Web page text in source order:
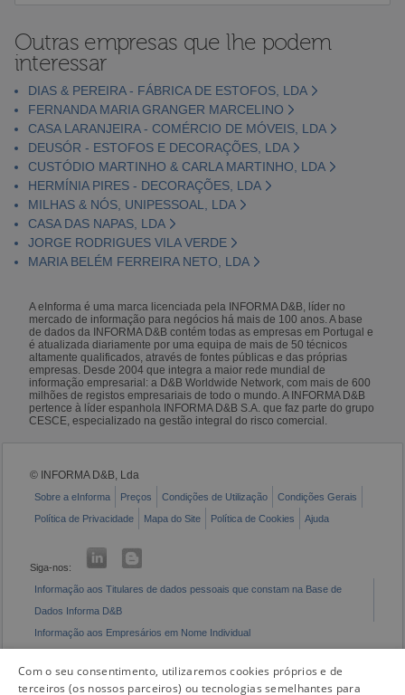
Outras empresas que lhe podem
interessar
DIAS & PEREIRA - FÁBRICA DE ESTOFOS, LDA
FERNANDA MARIA GRANGER MARCELINO
CASA LARANJEIRA - COMÉRCIO DE MÓVEIS, LDA
DEUSÓR - ESTOFOS E DECORAÇÕES, LDA
CUSTÓDIO MARTINHO & CARLA MARTINHO, LDA
HERMÍNIA PIRES - DECORAÇÕES, LDA
MILHAS & NÓS, UNIPESSOAL, LDA
CASA DAS NAPAS, LDA
JORGE RODRIGUES VILA VERDE
MARIA BELÉM FERREIRA NETO, LDA
A eInforma é uma marca licenciada pela INFORMA D&B, líder no
mercado de informação para negócios há mais de 100 anos. A base
de dados da INFORMA D&B contém todas as empresas em Portugal e
é atualizada diariamente por uma equipa de mais de 50 técnicos
altamente qualificados, através de fontes públicas e das próprias
empresas. Desde 2004 que integra a maior rede mundial de
informação empresarial: a D&B Worldwide Network, com mais de 600
milhões de registos empresariais de todo o mundo. A INFORMA D&B
pertence à líder espanhola INFORMA D&B S.A. que faz parte do grupo
CESCE, especializado na gestão integral do risco comercial.
© INFORMA D&B, Lda
Sobre a eInforma Preços Condições de Utilização
Condições Gerais
Política de Privacidade
Mapa do Site Política de Cookies Ajuda
Siga-nos:
Informação aos Titulares de dados pessoais que constam na Base de
Dados Informa D&B
Informação aos Empresários em Nome Individual
Com o seu consentimento, utilizaremos cookies próprios e de
terceiros (os nossos parceiros) ou tecnologias semelhantes para